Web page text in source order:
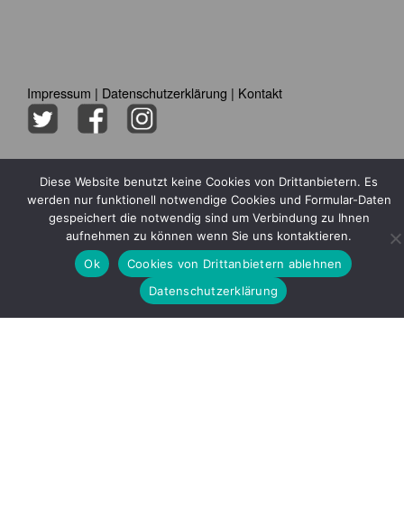
Impressum | Datenschutzerklärung | Kontakt
Diese Website benutzt keine Cookies von Drittanbietern. Es
werden nur funktionell notwendige Cookies und Formular-Daten
gespeichert die notwendig sind um Verbindung zu Ihnen
aufnehmen zu können wenn Sie uns kontaktieren.
Ok
Cookies von Drittanbietern ablehnen
Datenschutzerklärung